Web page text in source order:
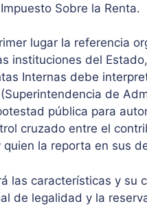
Sobre la Renta.
lugar la referencia
instituciones del
Internas debe
de
pública para
cruzado entre el
la reporta en sus
las características y su
de legalidad y la